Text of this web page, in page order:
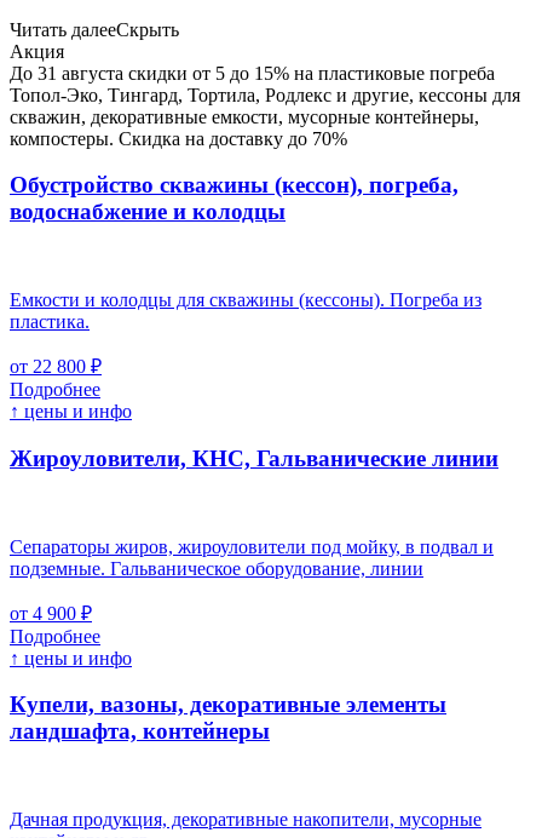
Читать далееСкрыть
Акция
До 31 августа скидки от 5 до 15% на пластиковые погреба
Топол-Эко, Тингард, Тортила, Родлекс и другие, кессоны для
скважин, декоративные емкости, мусорные контейнеры,
компостеры. Скидка на доставку до 70%
Обустройство скважины (кессон), погреба,
водоснабжение и колодцы
Емкости и колодцы для скважины (кессоны). Погреба из
пластика.
от 22 800 ₽
Подробнее
↑ цены и инфо
Жироуловители, КНС, Гальванические линии
Сепараторы жиров, жироуловители под мойку, в подвал и
подземные. Гальваническое оборудование, линии
от 4 900 ₽
Подробнее
↑ цены и инфо
Купели, вазоны, декоративные элементы
ландшафта, контейнеры
Дачная продукция, декоративные накопители, мусорные